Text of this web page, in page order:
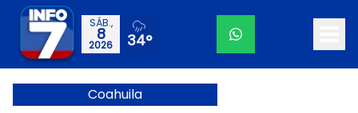
SÁB.,
8
2026 34°
Coahuila